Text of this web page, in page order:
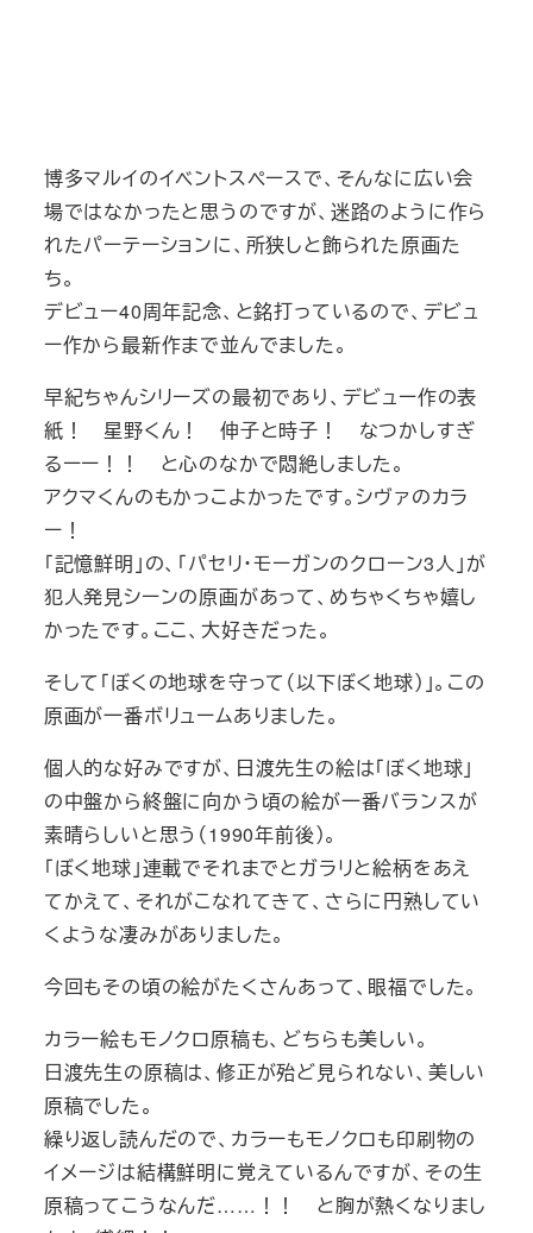
博多マルイのイベントスペースで、そんなに広い会
場ではなかったと思うのですが、迷路のように作ら
れたパーテーションに、所狭しと飾られた原画た
ち。
デビュー40周年記念、と銘打っているので、デビュ
ー作から最新作まで並んでました。
早紀ちゃんシリーズの最初であり、デビュー作の表
紙！ 星野くん！ 伸子と時子！ なつかしすぎ
るーー！！ と心のなかで悶絶しました。
アクマくんのもかっこよかったです。シヴァのカラ
ー！
「記憶鮮明」の、「パセリ・モーガンのクローン3人」が
犯人発見シーンの原画があって、めちゃくちゃ嬉し
かったです。ここ、大好きだった。
そして「ぼくの地球を守って（以下ぼく地球）」。この
原画が一番ボリュームありました。
個人的な好みですが、日渡先生の絵は「ぼく地球」
の中盤から終盤に向かう頃の絵が一番バランスが
素晴らしいと思う（1990年前後）。
「ぼく地球」連載でそれまでとガラリと絵柄をあえ
てかえて、それがこなれてきて、さらに円熟してい
くような凄みがありました。
今回もその頃の絵がたくさんあって、眼福でした。
カラー絵もモノクロ原稿も、どちらも美しい。
日渡先生の原稿は、修正が殆ど見られない、美しい
原稿でした。
繰り返し読んだので、カラーもモノクロも印刷物の
イメージは結構鮮明に覚えているんですが、その生
原稿ってこうなんだ……！！ と胸が熱くなりまし